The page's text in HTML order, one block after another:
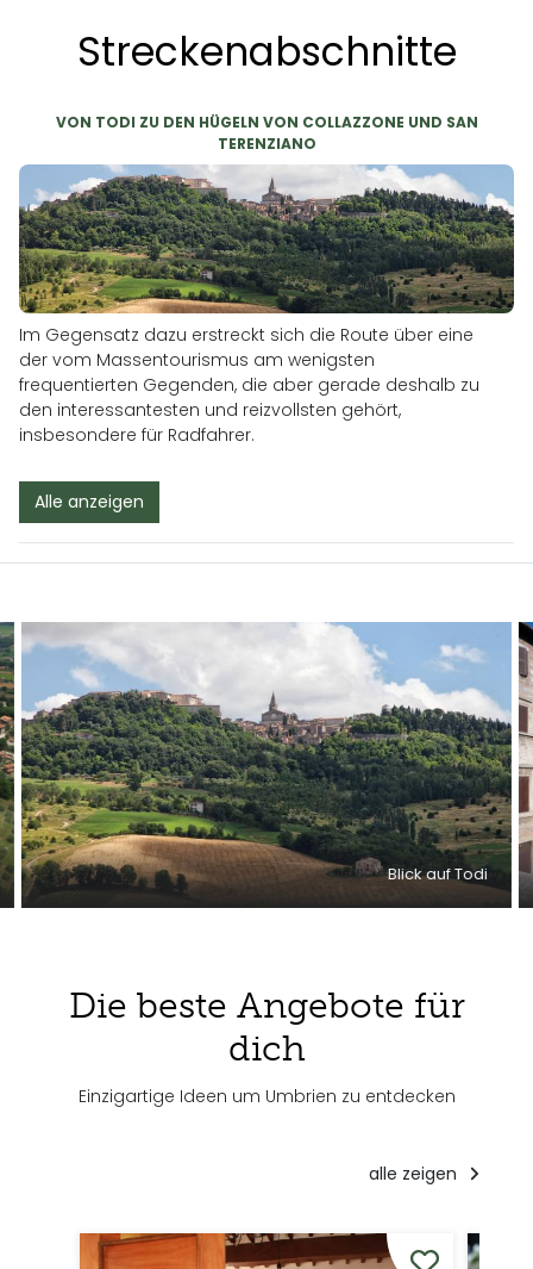
Streckenabschnitte
VON TODI ZU DEN HÜGELN VON COLLAZZONE UND SAN
TERENZIANO
Im Gegensatz dazu erstreckt sich die Route über eine
der vom Massentourismus am wenigsten
frequentierten Gegenden, die aber gerade deshalb zu
den interessantesten und reizvollsten gehört,
insbesondere für Radfahrer.
Alle anzeigen
Blick auf Todi
Die beste Angebote für
dich
Einzigartige Ideen um Umbrien zu entdecken
alle zeigen